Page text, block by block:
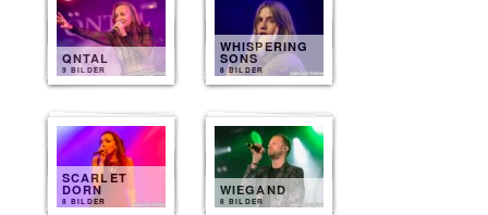
QNTAL
9 BILDER
WHISPERING
SONS
8 BILDER
SCARLET
DORN
8 BILDER
WIEGAND
8 BILDER